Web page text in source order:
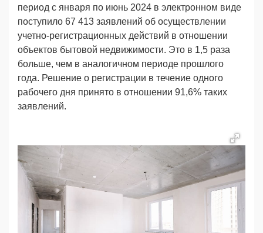
период с января по июнь 2024 в электронном виде
поступило 67 413 заявлений об осуществлении
учетно-регистрационных действий в отношении
объектов бытовой недвижимости. Это в 1,5 раза
больше, чем в аналогичном периоде прошлого
года. Решение о регистрации в течение одного
рабочего дня принято в отношении 91,6% таких
заявлений.